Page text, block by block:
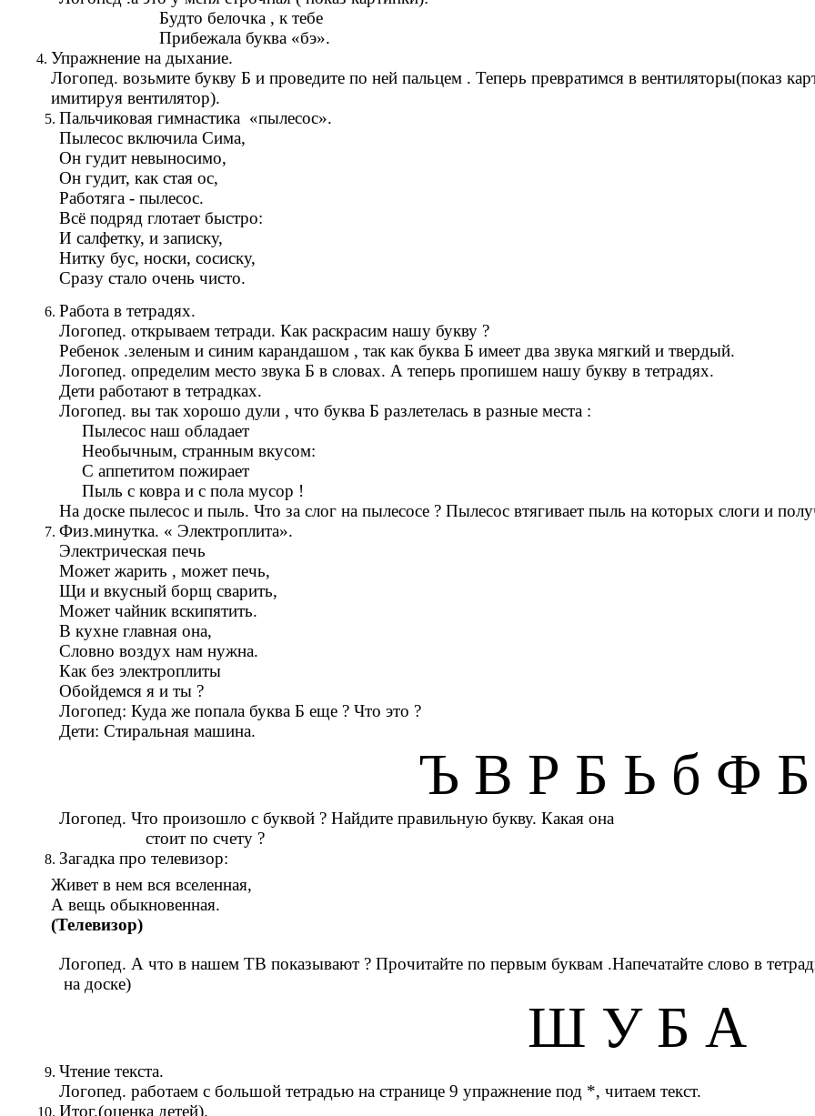
Будто белочка , к тебе
Прибежала буква «бэ».
Упражнение на дыхание.
Логопед. возьмите букву Б и проведите по ней пальцем . Теперь превратимся в вентиляторы(показ
имитируя вентилятор).
Пальчиковая гимнастика «пылесос».
Пылесос включила Сима,
Он гудит невыносимо,
Он гудит, как стая ос,
Работяга - пылесос.
Всё подряд глотает быстро:
И салфетку, и записку,
Нитку бус, носки, сосиску,
Сразу стало очень чисто.
Работа в тетрадях.
Логопед. открываем тетради. Как раскрасим нашу букву ?
Ребенок .зеленым и синим карандашом , так как буква Б имеет два звука мягкий и твердый.
Логопед. определим место звука Б в словах. А теперь пропишем нашу букву в тетрадях.
Дети работают в тетрадках.
Логопед. вы так хорошо дули , что буква Б разлетелась в разные места :
Пылесос наш обладает
Необычным, странным вкусом:
С аппетитом пожирает
Пыль с ковра и с пола мусор !
На доске пылесос и пыль. Что за слог на пылесосе ? Пылесос втягивает пыль на которых слоги и
Физ.минутка. « Электроплита».
Электрическая печь
Может жарить , может печь,
Щи и вкусный борщ сварить,
Может чайник вскипятить.
В кухне главная она,
Словно воздух нам нужна.
Как без электроплиты
Обойдемся я и ты ?
Логопед: Куда же попала буква Б еще ? Что это ?
Дети: Стиральная машина.
Ъ В Р Б Ь б Ф
Логопед. Что произошло с буквой ? Найдите правильную букву. Какая она
стоит по счету ?
Загадка про телевизор:
Живет в нем вся вселенная,
А вещь обыкновенная.
(Телевизор)
Логопед. А что в нашем ТВ показывают ? Прочитайте по первым буквам .Напечатайте слово в
на доске)
Ш У Б А
Чтение текста.
Логопед. работаем с большой тетрадью на странице 9 упражнение под *, читаем текст.
Итог.(оценка детей).